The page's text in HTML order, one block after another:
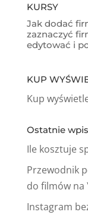
KURSY
Jak dodać
zaznaczyć
edytować i
KUP
Kup
Ostatnie
Ile kosztuje
Przewodnik
do filmów na
Instagram